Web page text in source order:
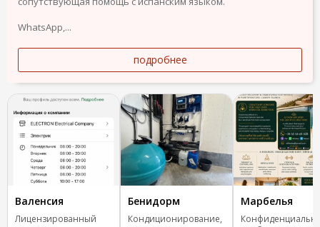
WhatsApp,...
подробнее
Валенсия
Лицензированный
Бенидорм
Кондиционирование,
Марбелья